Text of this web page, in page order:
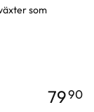
som
7990